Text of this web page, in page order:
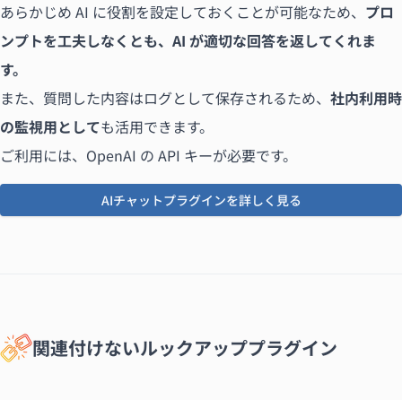
あらかじめ AI に役割を設定しておくことが可能なため、 プロ
ンプトを工夫しなくとも、AI が適切な回答を返してくれま
す。
また、質問した内容はログとして保存されるため、 社内利用時
の監視用としても活用できます。
ご利用には、OpenAI の API キーが必要です。
AIチャットプラグインを詳しく見る
関連付けないルックアッププラグイン